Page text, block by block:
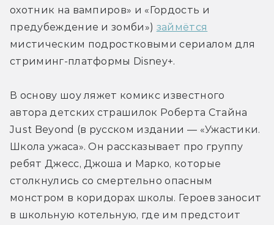
охотник на вампиров» и «Гордость и
предубеждение и зомби») займётся
мистическим подростковыми сериалом для
стриминг-платформы Disney+.
В основу шоу ляжет комикс известного
автора детских страшилок Роберта Стайна
Just Beyond (в русском издании — «Ужастики.
Школа ужаса». Он рассказывает про группу
ребят Джесс, Джоша и Марко, которые
столкнулись со смертельно опасным
монстром в коридорах школы. Героев заносит
в школьную котельную, где им предстоит